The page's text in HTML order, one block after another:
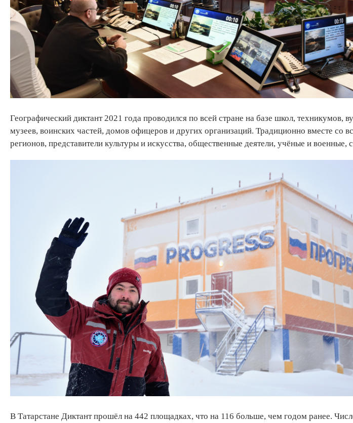
Географический диктант 2021 года проводился по всей стране на базе школ, техникумов,
музеев, воинских частей, домов офицеров и других организаций. Традиционно вместе со
регионов, представители культуры и искусства, общественные деятели, учёные и военные,
В Татарстане Диктант прошёл на 442 площадках, что на 116 больше, чем годом ранее.